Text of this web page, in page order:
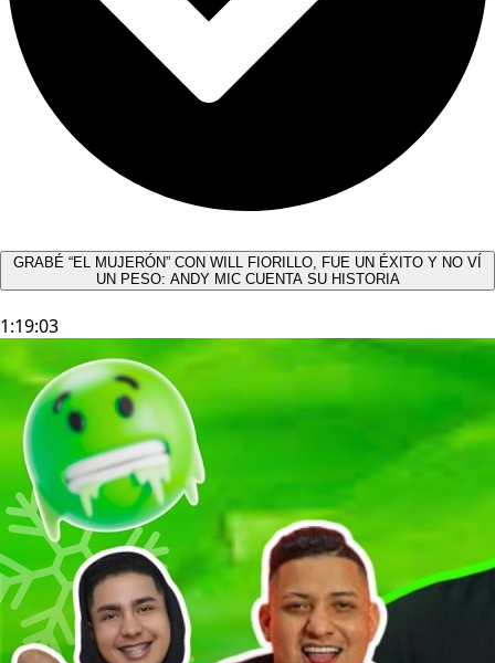
GRABÉ “EL MUJERÓN” CON WILL FIORILLO, FUE UN ÉXITO Y NO VÍ
UN PESO: ANDY MIC CUENTA SU HISTORIA
1:19:03